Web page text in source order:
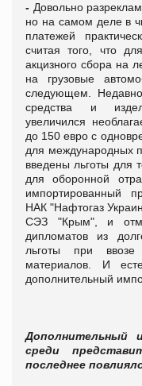
- Довольно
но на самом деле в
платежей
считая того, что
акцизного сбора на
на грузовые
следующем.
средства и
увеличился
до 150 евро с
для международных
введены льготы для
для оборонной
импортированный
НАК "Нафтогаз
СЭЗ "Крым", и
дипломатов из
льготы при ввозе
материалов. И
дополнительный
Дополнительный
среди
последнее